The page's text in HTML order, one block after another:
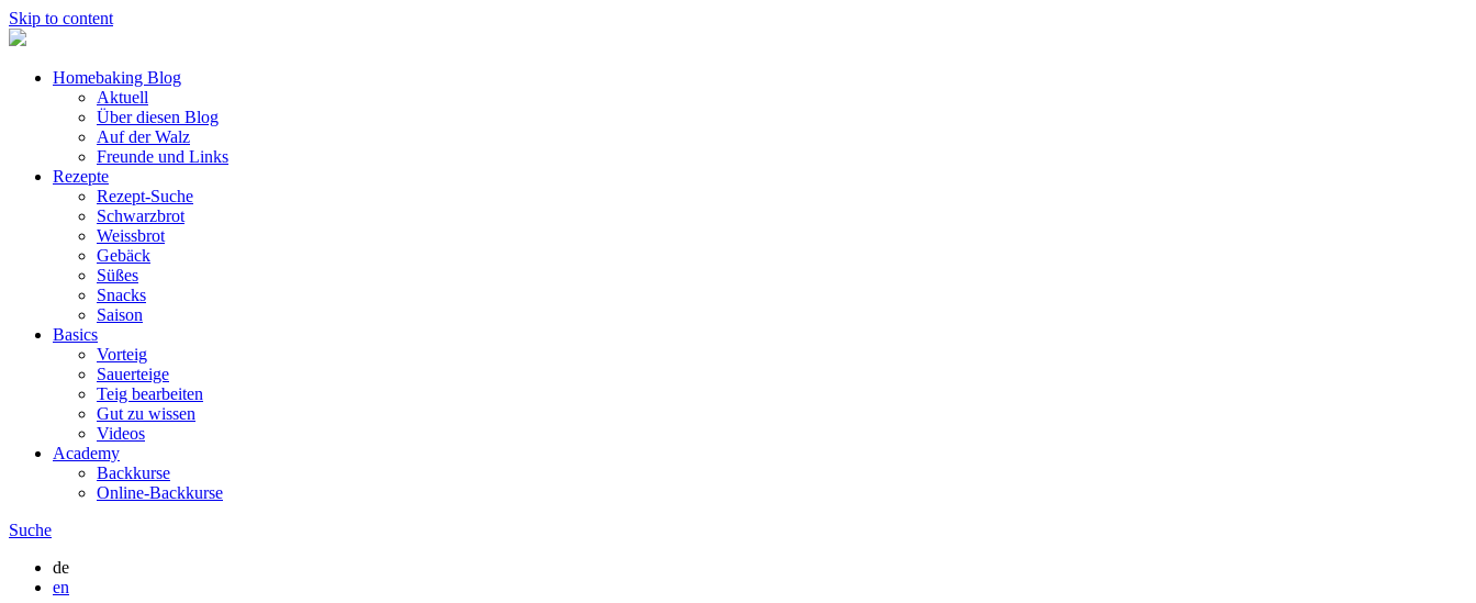
Skip to content
Homebaking Blog
Aktuell
Über diesen Blog
Auf der Walz
Freunde und Links
Rezepte
Rezept-Suche
Schwarzbrot
Weissbrot
Gebäck
Süßes
Snacks
Saison
Basics
Vorteig
Sauerteige
Teig bearbeiten
Gut zu wissen
Videos
Academy
Backkurse
Online-Backkurse
Suche
de
en